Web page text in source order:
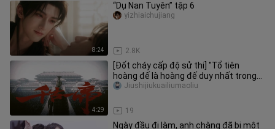
8:24
“Dụ Nan Tuyên” tập 6
2.8K
yizhiaichujiang
4:29
[Đốt cháy cấp độ sử thi] "Tổ tiên
hoàng đế là hoàng đế duy nhất trong
mọi thời đại"｜Nhiều phiên bản
19
Jiushijiukuailiumaoliu
Ngày đầu đi làm, anh chàng đã bị một